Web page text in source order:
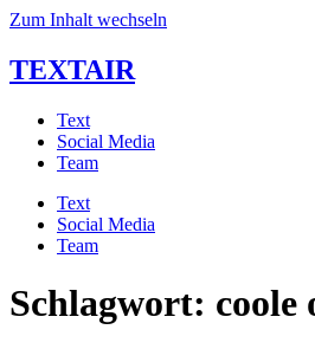
Zum Inhalt wechseln
TEXTAIR
Text
Social Media
Team
Text
Social Media
Team
Schlagwort: coole